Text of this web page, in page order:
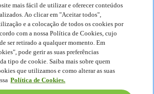
social empresarial
do produto
mais fácil de utilizar e oferecer conteúdos
Ao clicar em "Aceitar todos",
e a colocação de todos os cookies por
com a nossa Política de Cookies, cujo
ser retirado a qualquer momento. Em
pode gerir as suas preferências
tipo de cookie. Saiba mais sobre quem
que utilizamos e como alterar as suas
Política de Cookies.